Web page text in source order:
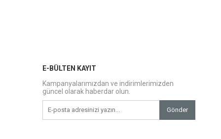
E-BÜLTEN KAYIT
Kampanyalarımızdan ve indirimlerimizden
güncel olarak haberdar olun.
Gönder